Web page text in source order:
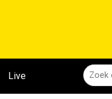
Live